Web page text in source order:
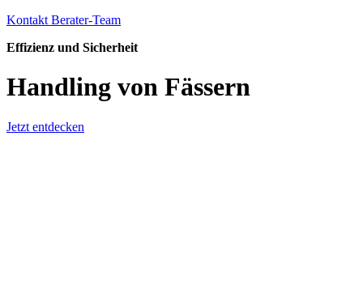
Kontakt Berater-Team
Effizienz und Sicherheit
Handling von Fässern
Jetzt entdecken